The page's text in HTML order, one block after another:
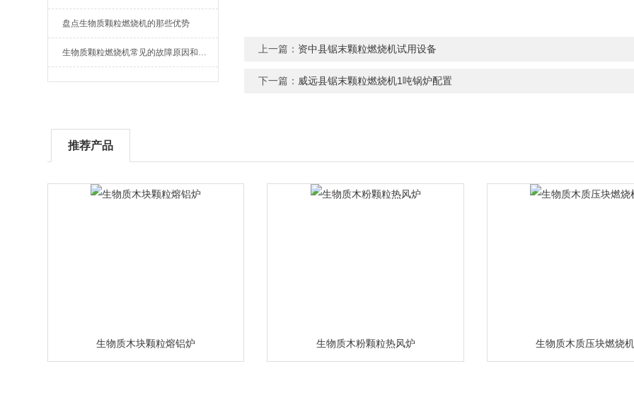
盘点生物质颗粒燃烧机的那些优势
生物质颗粒燃烧机常见的故障原因和解决办法 上一篇： 资中县锯末颗粒燃烧机试用设备
下一篇： 威远县锯末颗粒燃烧机1吨锅炉配置
推荐产品
生物质木块颗粒熔铝炉 生物质木粉颗粒热风炉 生物质木质压块燃烧机